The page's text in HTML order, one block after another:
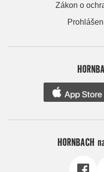
Zákon o
HORNBACH